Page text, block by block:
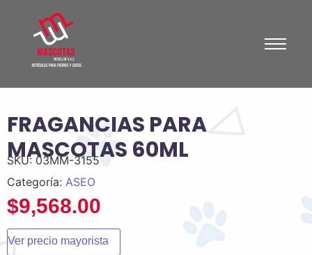
FRAGANCIAS PARA
MASCOTAS 60ML
SKU: 03MM-3155
Categoría: ASEO
$9,568.00
Ver precio mayorista